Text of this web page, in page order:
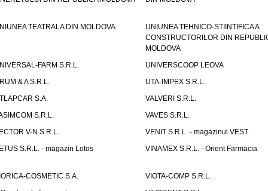
TEATRALA DIN MOLDOVA
UNIUNEA TEHNICO-STIINTIFICA A
CONSTRUCTORILOR DIN
MOLDOVA
FARM S.R.L.
UNIVERSCOOP LEOVA
& A S.R.L.
UTA-IMPEX S.R.L.
S.A.
VALVERI S.R.L.
S.R.L.
VAVES S.R.L.
V-N S.R.L.
VENIT S.R.L. - magazinul VEST
S.R.L. - magazin Lotos
VINAMEX S.R.L. - Orient Farmacia
COSMETIC S.A.
VIOTA-COMP S.R.L.